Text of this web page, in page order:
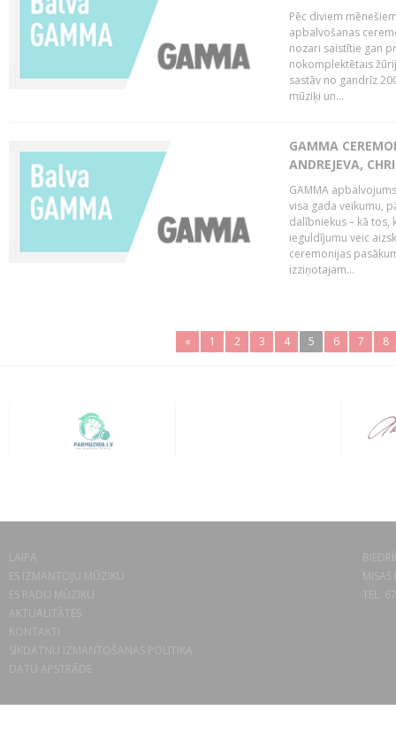
Pēc diviem
apbalvošanas
nozari saistītie gan
nokomplektētais
sastāv no gandrīz
mūziķi un...
GAMMA
ANDREJEVA,
GAMMA
visa gada veikumu,
dalībniekus – kā tos,
ieguldījumu veic
ceremonijas
izziņotajam...
« 1 2 3 4 5 6 7 8
LAIPA
ES IZMANTOJU MŪZIKU
ES RADU MŪZIKU
AKTUALITĀTES
KONTAKTI
SĪKDATŅU IZMANTOŠANAS POLITIKA
DATU APSTRĀDE
TEL.